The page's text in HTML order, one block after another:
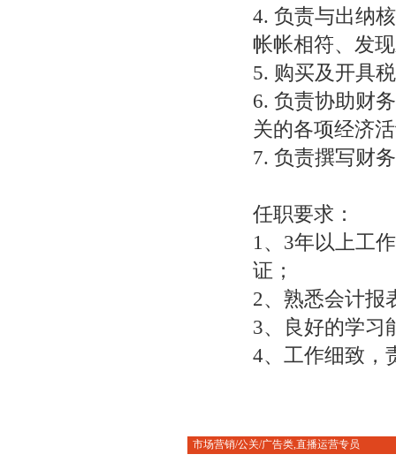
4. 负责与出纳
帐帐相符、发
5. 购买及开具
6. 负责协助财
关的各项经济
7. 负责撰写财
任职要求：
1、3年以上工
证；
2、熟悉会计报
3、良好的学习
4、工作细致，
市场营销/公关/广告类,直播运营专员